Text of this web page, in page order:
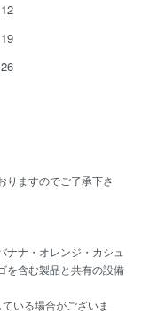
12
19
26
りますのでご了承下さ
ナナ・オレンジ・カシュ
を含む製品と共有の設備
いる場合がございま